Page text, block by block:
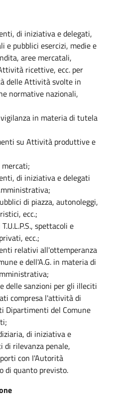
di iniziativa e delegati,
e pubblici esercizi, medie e
aree mercatali,
ricettive, ecc. per
delle Attività svolte in
normative nazionali,
in materia di tutela
su Attività produttive e
di iniziativa e delegati
di piazza, autonoleggi,
ecc.;
spettacoli e
ecc.;
relativi all'ottemperanza
e dell'A.G. in materia di
delle sanzioni per gli illeciti
compresa l'attività di
Dipartimenti del Comune
di iniziativa e
di rilevanza penale,
con I'Autorità
di quanto previsto.